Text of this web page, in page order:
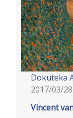
Dokuteka
2017/03/
Vincent